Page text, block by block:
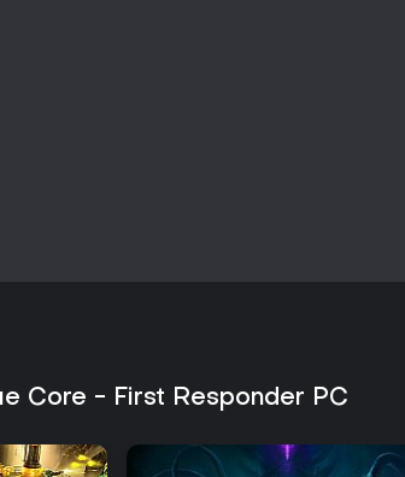
sowie ein neues Core-Biom.
zu Tempo und Balance und
Die Entwicklung wird von Ghost
Person-Shooter mit roguelite-
bisherigen Inhalte und das erste
Auf dem PC ist das Spiel sofort
schnelles Denken unter Druck
Bergbaueinsätze wird hier durch
Core - First Responder PC